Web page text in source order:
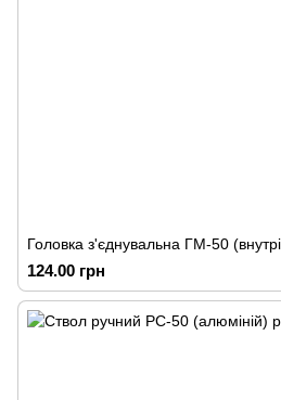
Головка з'єднувальна ГМ-50
124.00 грн